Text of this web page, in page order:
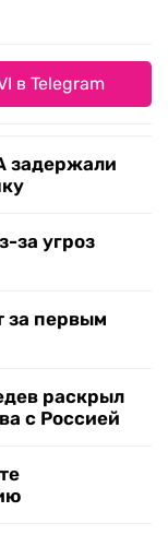
в Telegram
задержали
за угроз
за первым
раскрыл
с Россией